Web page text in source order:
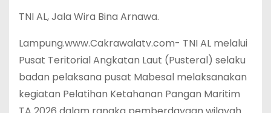
TNI AL, Jala Wira Bina Arnawa.
Lampung.www.Cakrawalatv.com- TNI AL melalui
Pusat Teritorial Angkatan Laut (Pusteral) selaku
badan pelaksana pusat Mabesal melaksanakan
kegiatan Pelatihan Ketahanan Pangan Maritim